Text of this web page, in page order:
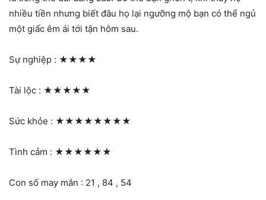
nhiều tiền nhưng biết đâu họ lại ngưỡng mộ bạn có thể ngủ
một giấc êm ái tới tận hôm sau.
Sự nghiệp : ★★★★
Tài lộc : ★★★★★
Sức khỏe : ★★★★★★★★
Tình cảm : ★★★★★★
Con số may mắn : 21 , 84 , 54